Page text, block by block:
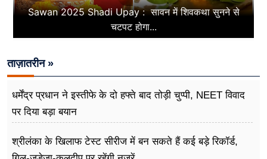
Sawan 2025 Shadi Upay : सावन में शिवकथा सुनने से
चटपट होगा...
ताज़ातरीन »
धर्मेंद्र प्रधान ने इस्तीफे के दो हफ्ते बाद तोड़ी चुप्पी, NEET विवाद
पर दिया बड़ा बयान
श्रीलंका के खिलाफ टेस्ट सीरीज में बन सकते हैं कई बड़े रिकॉर्ड,